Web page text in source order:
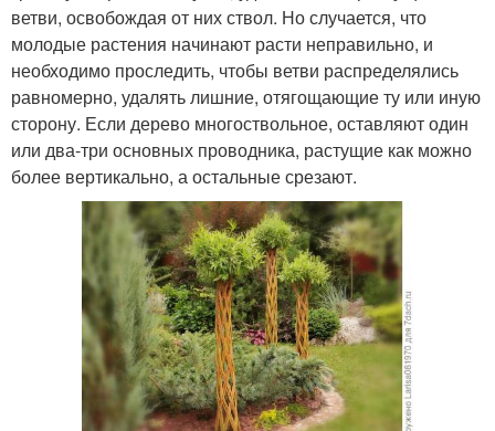
ветви, освобождая от них ствол. Но случается, что
молодые растения начинают расти неправильно, и
необходимо проследить, чтобы ветви распределялись
равномерно, удалять лишние, отягощающие ту или иную
сторону. Если дерево многоствольное, оставляют один
или два-три основных проводника, растущие как можно
более вертикально, а остальные срезают.